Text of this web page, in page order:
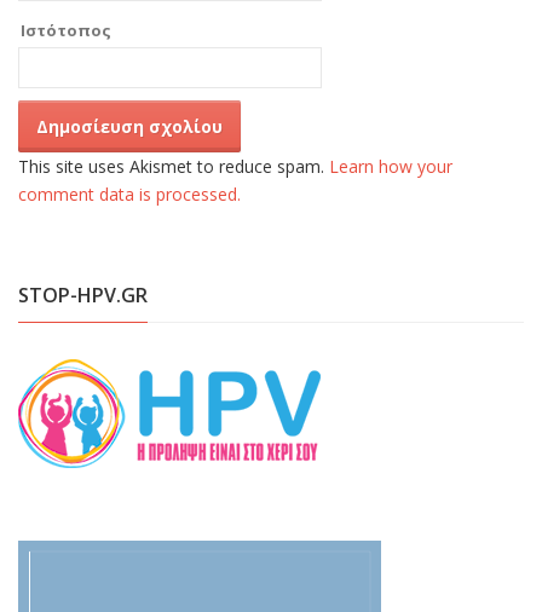
Ιστότοπος
This site uses Akismet to reduce spam. Learn how your
comment data is processed.
STOP-HPV.GR